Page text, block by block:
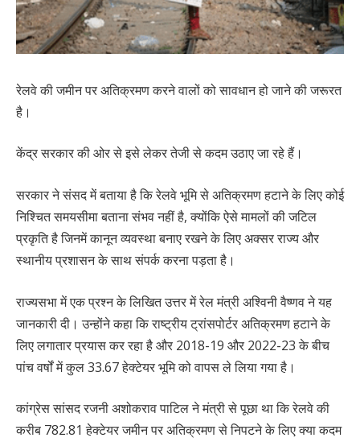
रेलवे की जमीन पर अतिक्रमण करने वालों को सावधान हो जाने की जरूरत
है।
केंद्र सरकार की ओर से इसे लेकर तेजी से कदम उठाए जा रहे हैं।
सरकार ने संसद में बताया है कि रेलवे भूमि से अतिक्रमण हटाने के लिए कोई
निश्चित समयसीमा बताना संभव नहीं है, क्योंकि ऐसे मामलों की जटिल
प्रकृति है जिनमें कानून व्यवस्था बनाए रखने के लिए अक्सर राज्य और
स्थानीय प्रशासन के साथ संपर्क करना पड़ता है।
राज्यसभा में एक प्रश्न के लिखित उत्तर में रेल मंत्री अश्विनी वैष्णव ने यह
जानकारी दी। उन्होंने कहा कि राष्ट्रीय ट्रांसपोर्टर अतिक्रमण हटाने के
लिए लगातार प्रयास कर रहा है और 2018-19 और 2022-23 के बीच
पांच वर्षों में कुल 33.67 हेक्टेयर भूमि को वापस ले लिया गया है।
कांग्रेस सांसद रजनी अशोकराव पाटिल ने मंत्री से पूछा था कि रेलवे की
करीब 782.81 हेक्टेयर जमीन पर अतिक्रमण से निपटने के लिए क्या कदम